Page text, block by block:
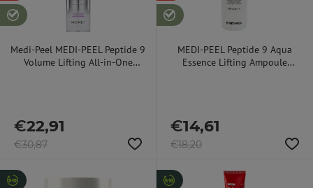
Medi-Peel MEDI-PEEL Peptide 9
Volume Lifting All-in-One
€22,91
€30,87
MEDI-PEEL Peptide 9 Aqua
Essence Lifting Ampoule
€14,61
€18,20